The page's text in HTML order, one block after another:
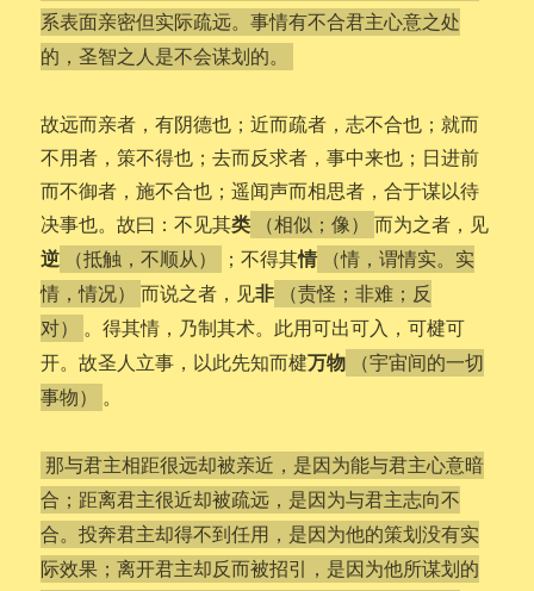
系表面亲密但实际疏远。事情有不合君主心意之处
的，圣智之人是不会谋划的。
故远而亲者，有阴德也；近而疏者，志不合也；就而
不用者，策不得也；去而反求者，事中来也；日进前
而不御者，施不合也；遥闻声而相思者，合于谋以待
决事也。故曰：不见其类 （相似；像） 而为之者，见
逆 （抵触，不顺从） ；不得其情
（情，谓情实。实
情，情况）
而说之者，见非
（责怪；非难；反
对）
。得其情，乃制其术。此用可出可入，可楗可
开。故圣人立事，以此先知而楗万物
（宇宙间的一切
事物）
。
那与君主相距很远却被亲近，是因为能与君主心意暗
合；距离君主很近却被疏远，是因为与君主志向不
合。投奔君主却得不到任用，是因为他的策划没有实
际效果；离开君主却反而被招引，是因为他所谋划的